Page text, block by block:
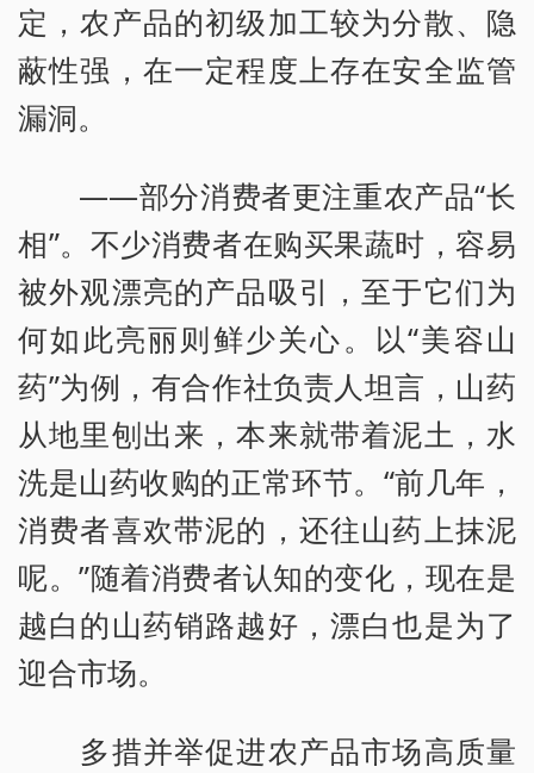
定，农产品的初级加工较为分散、隐
蔽性强，在一定程度上存在安全监管
漏洞。
——部分消费者更注重农产品“长
相”。不少消费者在购买果蔬时，容易
被外观漂亮的产品吸引，至于它们为
何如此亮丽则鲜少关心。以“美容山
药”为例，有合作社负责人坦言，山药
从地里刨出来，本来就带着泥土，水
洗是山药收购的正常环节。“前几年，
消费者喜欢带泥的，还往山药上抹泥
呢。”随着消费者认知的变化，现在是
越白的山药销路越好，漂白也是为了
迎合市场。
多措并举促进农产品市场高质量